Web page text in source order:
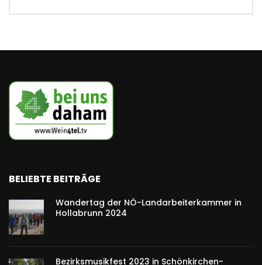
BELIEBTE BEITRÄGE
Wandertag der NÖ-Landarbeiterkammer in
Hollabrunn 2024
Bezirksmusikfest 2023 in Schönkirchen-